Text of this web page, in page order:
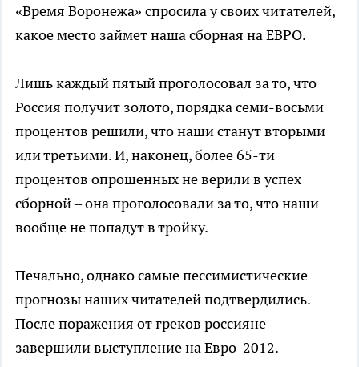
«Время Воронежа» спросила у своих читателей,
какое место займет наша сборная на ЕВРО.
Лишь каждый пятый проголосовал за то, что
Россия получит золото, порядка семи-восьми
процентов решили, что наши станут вторыми
или третьими. И, наконец, более 65-ти
процентов опрошенных не верили в успех
сборной – она проголосовали за то, что наши
вообще не попадут в тройку.
Печально, однако самые пессимистические
прогнозы наших читателей подтвердились.
После поражения от греков россияне
завершили выступление на Евро-2012.